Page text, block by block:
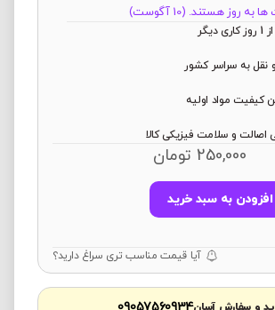
به روز هستند. (10 آگوست)
دیگر
نقل به سراسر کشور
کیفیت مواد اولیه
اصالت و سلامت فیزیکی کالا
250,000 تومان
افزودن به سبد خرید
آیا قیمت مناسب تری سراغ دارید؟
و سفارش آسان